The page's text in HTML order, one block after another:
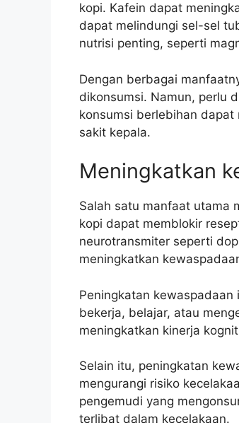
kopi. Kafein dapat
dapat melindungi sel-sel
nutrisi penting, seperti
Dengan berbagai
dikonsumsi. Namun, perlu
konsumsi berlebihan
sakit kepala.
Meningkatkan
Salah satu manfaat utama
kopi dapat memblokir
neurotransmiter seperti
meningkatkan
Peningkatan
bekerja, belajar, atau
meningkatkan kinerja
Selain itu, peningkatan
mengurangi risiko
pengemudi yang
terlibat dalam kecelakaan.